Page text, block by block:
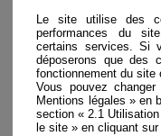
Tarif
Prix TTC,
Le site utilise des
performances du
certains services. Si
déposerons que des
fonctionnement du site
Vous pouvez
Mentions légales » en
section « 2.1
le site » en cliquant